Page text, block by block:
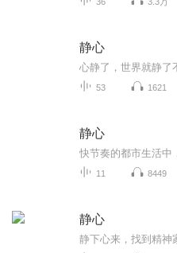
静心
53 1621
静心
快节奏的都市生活中
11 8449
静心
静下心来，找到精神